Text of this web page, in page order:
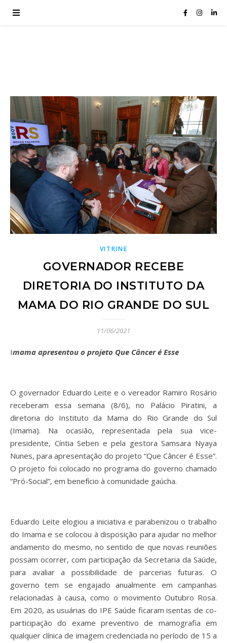
VITRINE
GOVERNADOR RECEBE
DIRETORIA DO INSTITUTO DA
MAMA DO RIO GRANDE DO SUL
11/06/2021
Imama apresentou o projeto Que Câncer é Esse
O governador Eduardo Leite e o vereador Ramiro Rosário
receberam essa semana (8/6), no Palácio Piratini, a
diretoria do Instituto da Mama do Rio Grande do Sul
(Imama). Na ocasião, representada pela sua vice-
presidente, Cíntia Seben e pela gestora Samsara Nyaya
Nunes, para apresentação do projeto “Que Câncer é Esse”.
O projeto foi colocado no programa do governo chamado
“Pró-Social”, em benefício à comunidade gaúcha.
Eduardo Leite elogiou a iniciativa e parabenizou o trabalho
do Imama e se colocou à disposição para ajudar no melhor
andamento do mesmo, no sentido de que novas reuniões
possam ocorrer, com participação da Secretaria da Saúde,
para avaliar a possibilidade de parcerias futuras. O
governo tem se engajado anualmente em campanhas
relacionadas à causa, como o movimento Outubro Rosa.
Em 2020, as usuárias do IPE Saúde ficaram isentas de co-
participação do exame preventivo de mamografia em
qualquer clínica de imagem credenciada no período de 15 a